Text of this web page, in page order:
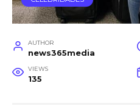
AUTHOR
news365media
VIEWS
135